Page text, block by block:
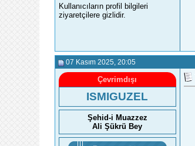
Kullanıcıların profil bilgileri
ziyaretçilere gizlidir.
07 Kasım 2025 , 20:05
Çevrimdışı
ISMIGUZEL
Şehid-i Muazzez
Ali Şükrü Bey